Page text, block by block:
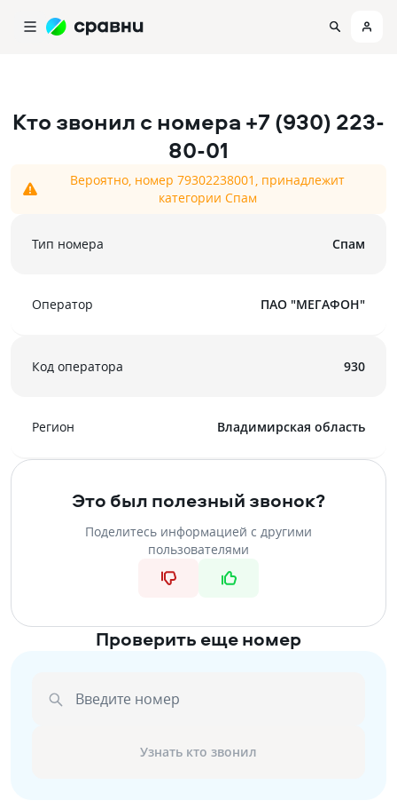
Кто звонил с номера +7 (930) 223-
80-01
Вероятно, номер 79302238001, принадлежит
категории Спам
Тип номера Спам
Оператор ПАО "МЕГАФОН"
Код оператора 930
Регион Владимирская область
Это был полезный звонок?
Поделитесь информацией с другими
пользователями
Проверить еще номер
Введите номер
Узнать кто звонил